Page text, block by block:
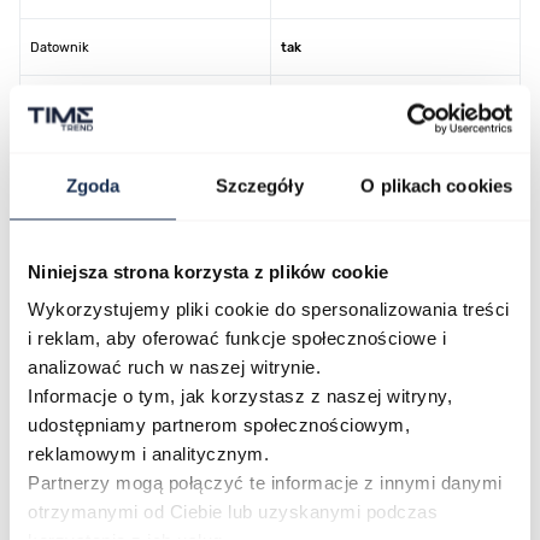
Zgoda Szczegóły O plikach cookies
Niniejsza strona korzysta z plików cookie
Wykorzystujemy pliki cookie do spersonalizowania treści
i reklam, aby oferować funkcje społecznościowe i
analizować ruch w naszej witrynie.
Informacje o tym, jak korzystasz z naszej witryny,
udostępniamy partnerom społecznościowym,
reklamowym i analitycznym.
Partnerzy mogą połączyć te informacje z innymi danymi
otrzymanymi od Ciebie lub uzyskanymi podczas
Datownik tak
Kolor koperty
Kolor paska/bransolety
Kod producenta AW0153-04AC
O marce